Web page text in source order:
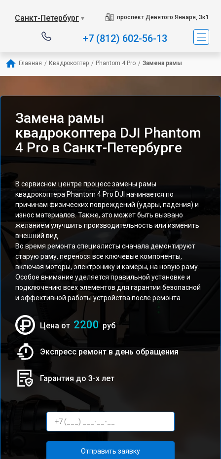
Санкт-Петербург ▼ проспект Девятого Января, 3к1
+7 (812) 602-56-13
Главная / Квадрокоптер / Phantom 4 Pro / Замена рамы
Замена рамы
квадрокоптера DJI Phantom
4 Pro в Санкт-Петербурге
В сервисном центре процесс замены рамы
квадрокоптера Phantom 4 Pro DJI начинается по
причинам физических повреждений (удары, падения) и
износ материалов. Также, это может быть вызвано
желанием улучшить производительность или изменить
внешний вид.
Во время ремонта специалисты сначала демонтируют
старую раму, перенося все ключевые компоненты,
включая моторы, электронику и камеры, на новую раму.
Особое внимание уделяется правильной установке и
подключению всех элементов для гарантии безопасной
и эффективной работы устройства после ремонта.
Цена от 2200 руб
Экспресс ремонт в день обращения
Гарантия до 3-х лет
Отправить заявку